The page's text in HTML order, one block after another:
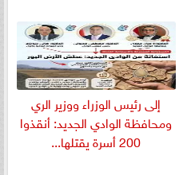
إلى رئيس الوزراء ووزير الري
ومحافظة الوادي الجديد: أنقذوا
200 أسرة يقتلها...